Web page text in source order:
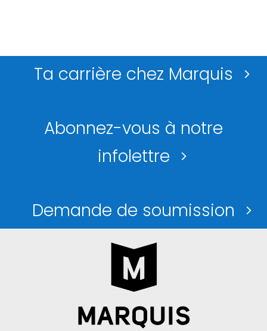
Ta carrière chez Marquis
Abonnez-vous à notre
infolettre
Demande de soumission